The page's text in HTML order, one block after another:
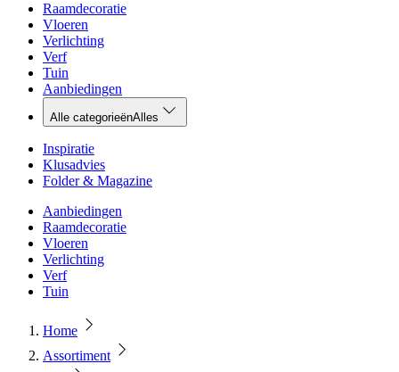
Raamdecoratie
Vloeren
Verlichting
Verf
Tuin
Aanbiedingen
Alle categorieënAlles
Inspiratie
Klusadvies
Folder & Magazine
Aanbiedingen
Raamdecoratie
Vloeren
Verlichting
Verf
Tuin
Home
Assortiment